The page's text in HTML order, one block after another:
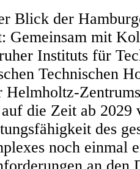
Blick der
Gemeinsam mit
Instituts für
Technischen
Helmholtz-
die Zeit ab
des
noch einmal